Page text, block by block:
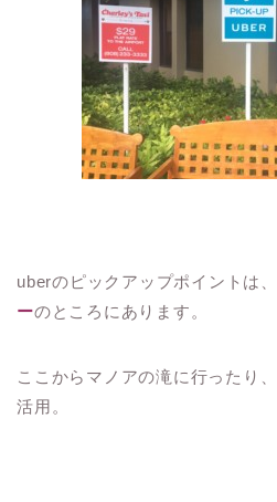
uberのピックアップポイントは、
ーのところにあります。
ここからマノアの滝に行ったり
活用。